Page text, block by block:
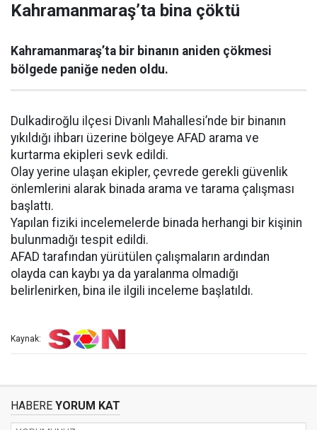
Kahramanmaraş’ta bina çöktü
Kahramanmaraş’ta bir binanın aniden çökmesi
bölgede paniğe neden oldu.
Dulkadiroğlu ilçesi Divanlı Mahallesi’nde bir binanın
yıkıldığı ihbarı üzerine bölgeye AFAD arama ve
kurtarma ekipleri sevk edildi.
Olay yerine ulaşan ekipler, çevrede gerekli güvenlik
önlemlerini alarak binada arama ve tarama çalışması
başlattı.
Yapılan fiziki incelemelerde binada herhangi bir kişinin
bulunmadığı tespit edildi.
AFAD tarafından yürütülen çalışmaların ardından
olayda can kaybı ya da yaralanma olmadığı
belirlenirken, bina ile ilgili inceleme başlatıldı.
Kaynak:
HABERE YORUM KAT